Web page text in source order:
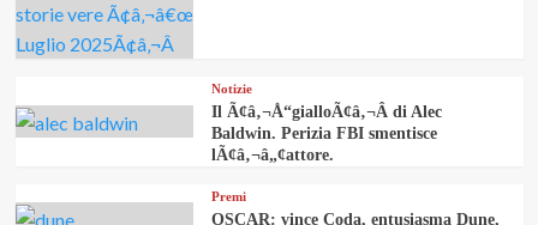
Notizie
Il Ã¢â‚¬Å“gialloÃ¢â‚¬Â di Alec
Baldwin. Perizia FBI smentisce
lÃ¢â‚¬â„¢attore.
Premi
OSCAR: vince Coda, entusiasma Dune,